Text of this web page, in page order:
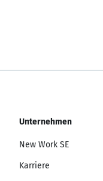
Unternehmen
New Work SE
Karriere